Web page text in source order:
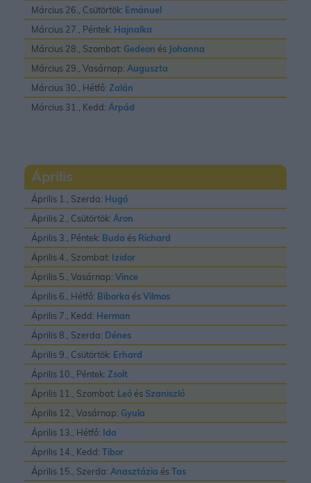
Március 26., Csütörtök: Emánuel
Március 27., Péntek: Hajnalka
Március 28., Szombat: Gedeon és Johanna
Március 29., Vasárnap: Auguszta
Március 30., Hétfő: Zalán
Március 31., Kedd: Árpád
Április
Április 1., Szerda: Hugó
Április 2., Csütörtök: Áron
Április 3., Péntek: Buda és Richard
Április 4., Szombat: Izidor
Április 5., Vasárnap: Vince
Április 6., Hétfő: Biborka ésVilmos
Április 7., Kedd: Herman
Április 8., Szerda: Dénes
Április 9., Csütörtök: Erhard
Április 10., Péntek: Zsolt
Április 11., Szombat: Leó és Szaniszló
Április 12., Vasárnap: Gyula
Április 13., Hétfő: Ida
Április 14., Kedd: Tibor
Április 15., Szerda: Anasztázia ésTas